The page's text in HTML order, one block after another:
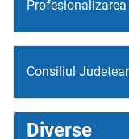
Profesionalizarea
Consiliul
Diverse